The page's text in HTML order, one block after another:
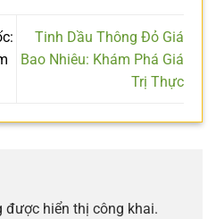
Tinh Dầu Thông Đỏ Giá
Bao Nhiêu: Khám Phá Giá
Trị Thực
được hiển thị công khai.